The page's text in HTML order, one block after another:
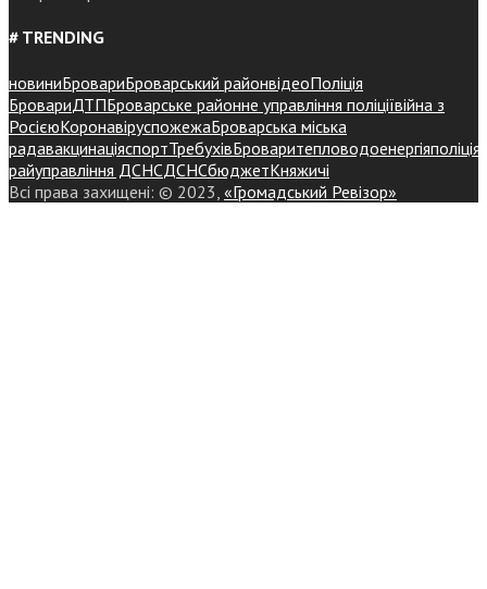
# TRENDING
новиниБровариБроварський районвідеоПоліція
БровариДТПБроварське районне управління поліціївійна з
РосієюКоронавіруспожежаБроварська міська
радавакцинаціяспортТребухівБроваритепловодоенергіяполіція
райуправління ДСНСДСНСбюджетКняжичі
Всі права захищені: © 2023, «Громадський Ревізор»